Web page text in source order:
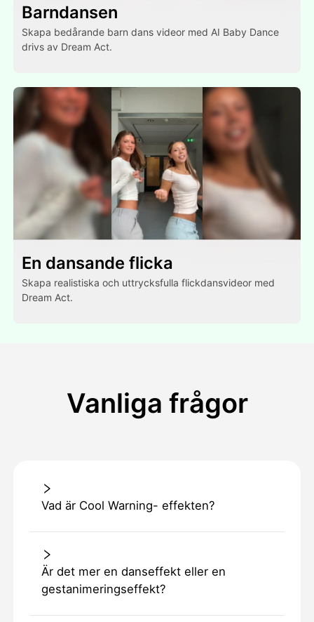
Barndansen
Skapa bedårande barn dans videor med AI Baby Dance
drivs av Dream Act.
En dansande flicka
Skapa realistiska och uttrycksfulla flickdansvideor med
Dream Act.
Vanliga frågor
Vad är Cool Warning- effekten?
Är det mer en danseffekt eller en
gestanimeringseffekt?